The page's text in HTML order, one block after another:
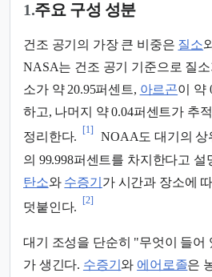
1.주요 구성 성분
건조 공기의 가장 큰 비중은 질소
NASA는 건조 공기 기준으로 질
소가 약 20.95퍼센트, 아르곤이 약
하고, 나머지 약 0.04퍼센트가 추
정리한다.
[1]
NOAA도 대기의 상
의 99.998퍼센트를 차지한다고 설
탄소와 수증기 가 시간과 장소에
덧붙인다.
[2]
대기 조성을 단순히 "무엇이 들어
가 생긴다. 수증기 와 에어로졸은